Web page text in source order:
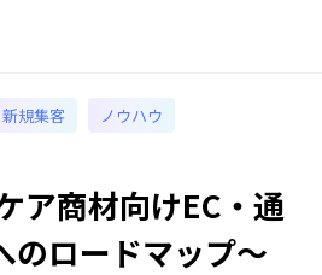
新規集客
ノウハウ
ア商材向けEC・通
のロードマップ～